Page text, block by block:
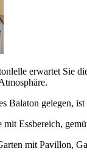
erwartet Sie
Balaton gelegen,
mit Essbereich,
mit Pavillon,